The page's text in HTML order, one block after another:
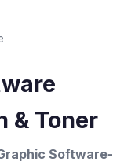
& Toner
Software-